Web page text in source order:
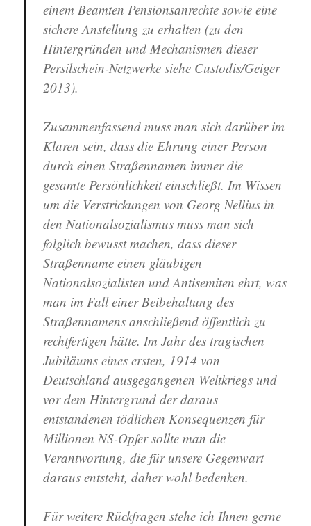
einem Beamten Pensionsanrechte sowie eine
sichere Anstellung zu erhalten (zu den
Hintergründen und Mechanismen dieser
Persilschein-Netzwerke siehe Custodis/Geiger
2013).
Zusammenfassend muss man sich darüber im
Klaren sein, dass die Ehrung einer Person
durch einen Straßennamen immer die
gesamte Persönlichkeit einschließt. Im Wissen
um die Verstrickungen von Georg Nellius in
den Nationalsozialismus muss man sich
folglich bewusst machen, dass dieser
Straßenname einen gläubigen
Nationalsozialisten und Antisemiten ehrt, was
man im Fall einer Beibehaltung des
Straßennamens anschließend öffentlich zu
rechtfertigen hätte. Im Jahr des tragischen
Jubiläums eines ersten, 1914 von
Deutschland ausgegangenen Weltkriegs und
vor dem Hintergrund der daraus
entstandenen tödlichen Konsequenzen für
Millionen NS-Opfer sollte man die
Verantwortung, die für unsere Gegenwart
daraus entsteht, daher wohl bedenken.
Für weitere Rückfragen stehe ich Ihnen gerne